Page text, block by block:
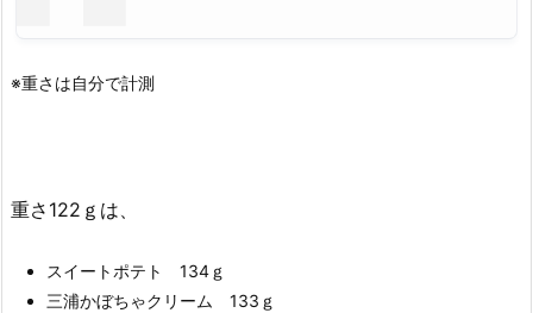
※重さは自分で計測
重さ122ｇは、
スイートポテト 134ｇ
三浦かぼちゃクリーム 133ｇ